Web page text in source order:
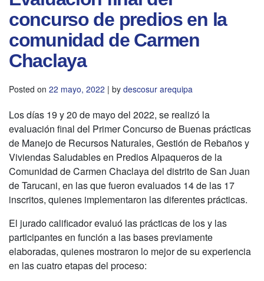
concurso de predios en la
comunidad de Carmen
Chaclaya
Posted on 22 mayo, 2022 | by descosur arequipa
Los días 19 y 20 de mayo del 2022, se realizó la
evaluación final del Primer Concurso de Buenas prácticas
de Manejo de Recursos Naturales, Gestión de Rebaños y
Viviendas Saludables en Predios Alpaqueros de la
Comunidad de Carmen Chaclaya del distrito de San Juan
de Tarucani, en las que fueron evaluados 14 de las 17
inscritos, quienes implementaron las diferentes prácticas.
El jurado calificador evaluó las prácticas de los y las
participantes en función a las bases previamente
elaboradas, quienes mostraron lo mejor de su experiencia
en las cuatro etapas del proceso: